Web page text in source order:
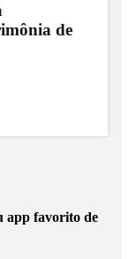
de
app favorito de